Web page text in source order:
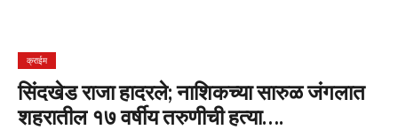
क्राईम
सिंदखेड राजा हादरले; नाशिकच्या सारुळ जंगलात
शहरातील १७ वर्षीय तरुणीची हत्या….